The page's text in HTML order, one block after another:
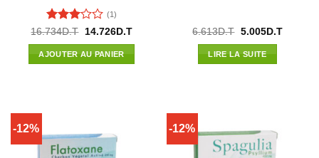
Note3
sur 5
(1)
16.734D.T
Le
initial
était :
14.726D.TLe
AJOUTER AU PANIER
6.613D.T Le
initial
était :
5.005D.TLe
LIRE LA SUITE
-12% -12%